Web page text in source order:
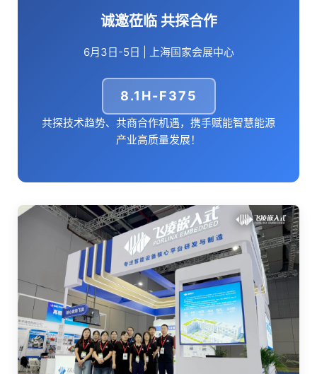
诚邀莅临 共探合作
6月3日-5日 | 上海国家会展中心
8.1H-F375
共探技术趋势、共商合作机遇，携手赋能智慧能源
产业高质量发展！